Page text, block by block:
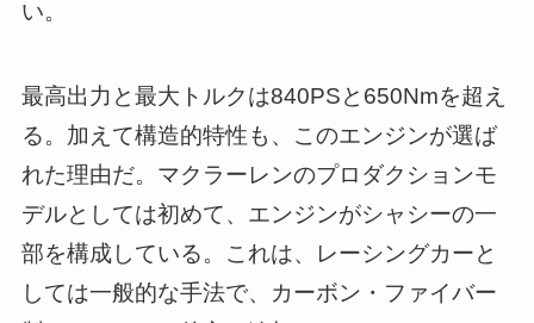
い。
最高出力と最大トルクは840PSと650Nmを超え
る。加えて構造的特性も、このエンジンが選ば
れた理由だ。マクラーレンのプロダクションモ
デルとしては初めて、エンジンがシャシーの一
部を構成している。これは、レーシングカーと
しては一般的な手法で、カーボン・ファイバー